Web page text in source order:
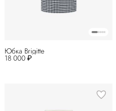
18 000 ₽
Юбка Brigitte